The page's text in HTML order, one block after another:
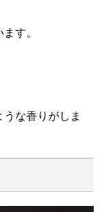
す。
な香りがしま